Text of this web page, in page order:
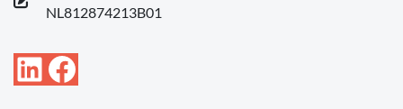
NL812874213B01
LinkedIn
Facebook